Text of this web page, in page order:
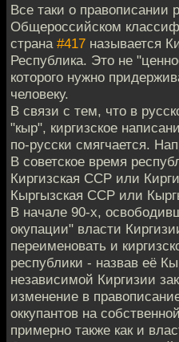
Все таки о
Общероссийском
страна #417 называется
Республика. Это не
которого нужно
человеку.
В связи с тем, что в
"кыр", киргизское
по-русски смягчается.
В советское время
Киргизская ССР или
Кыргызская ССР или
В начале 90-х,
окупации" власти
переименовать и
республики - назвав её
независимой Киргизии
изменение в
оккупантов на
примерно также как и